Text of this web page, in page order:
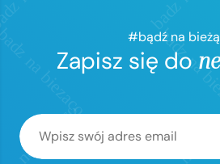
#bądź na
Zapisz się do